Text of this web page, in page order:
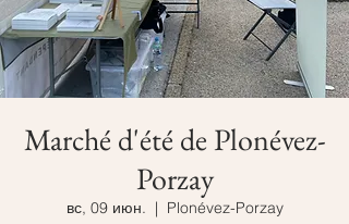
Marché d'été de Plonévez-
Porzay
вс, 09 июн.
  |
Plonévez-Porzay